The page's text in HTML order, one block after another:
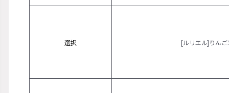
選択 [ルリエル]りん